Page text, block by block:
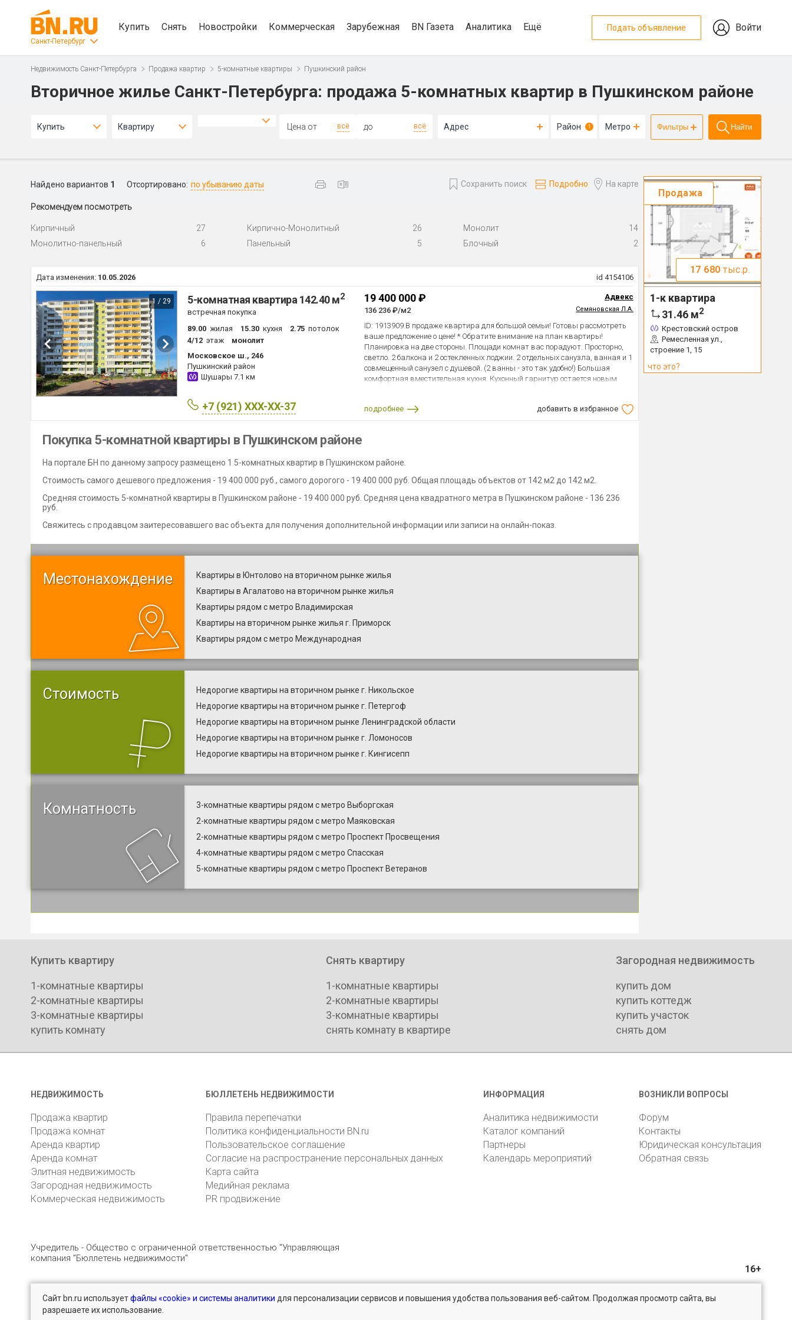
Санкт-Петербург
Купить Снять Новостройки Коммерческая Зарубежная BN Газета Аналитика Ещё Подать объявление Войти
Недвижимость Санкт-Петербурга Продажа квартир 5-комнатные квартиры Пушкинский район
Вторичное жилье Санкт-Петербурга: продажа 5-комнатных квартир в Пушкинском районе
Купить Квартиру всё всё Адрес Район 1 Метро Фильтры Найти
Найдено вариантов 1 Отсортировано: по убыванию даты Сохранить поиск Подробно На карте
Рекомендуем посмотреть
Кирпичный 27 Кирпично-Монолитный 26 Монолит
14
Монолитно-панельный
6 Панельный 5 Блочный 2
Дата изменения: 10.05.2026 id 4154106
1 / 29 5-комнатная квартира 142.40 м2
встречная покупка
89.00 жилая 15.30 кухня 2.75 потолок
4/12 этаж
монолит
Московское ш., 246
Пушкинский район
Шушары 7.1 км
+7 (921) XXX-XX-37
19 400 000 ₽
136 236 ₽/м2
Адвекс
Семяновская Л.А.
ID: 1913909 В продаже квартира для большой семьи! Готовы рассмотреть
ваше предложение о цене! * Обратите внимание на план квартиры!
Планировка на две стороны. Площади комнат вас порадуют. Просторно,
светло. 2 балкона и 2 остекленных лоджии. 2 отдельных санузла, ванная и 1
совмещенный санузел с душевой. (2 ванны - это так удобно!) Большая
комфортная вместительная кухня. Кухонный гарнитур остается новым
Встречных объектов всего 2. Уже присмотрены, оперативно решим этот
вопрос. *Инфраструктура в микрорайоне Ленсоветовский развивается.
ваши вопросы.
подробнее добавить в избранное
Покупка 5-комнатной квартиры в Пушкинском районе
На портале БН по данному запросу размещено 1 5-комнатных квартир в Пушкинском районе.
Стоимость самого дешевого предложения - 19 400 000 руб., самого дорогого - 19 400 000 руб. Общая площадь объектов от 142 м2 до 142 м2.
Средняя стоимость 5-комнатной квартиры в Пушкинском районе - 19 400 000 руб. Средняя цена квадратного метра в Пушкинском районе - 136 236
руб.
Свяжитесь с продавцом заитересовавшего вас объекта для получения дополнительной информации или записи на онлайн-показ.
Местонахождение
Квартиры в Юнтолово на вторичном рынке жилья
Квартиры в Агалатово на вторичном рынке жилья
Квартиры рядом с метро Владимирская
Квартиры на вторичном рынке жилья г. Приморск
Квартиры рядом с метро Международная
Стоимость
Недорогие квартиры на вторичном рынке г. Никольское
Недорогие квартиры на вторичном рынке г. Петергоф
Недорогие квартиры на вторичном рынке Ленинградской области
Недорогие квартиры на вторичном рынке г. Ломоносов
Недорогие квартиры на вторичном рынке г. Кингисепп
Комнатность
3-комнатные квартиры рядом с метро Выборгская
2-комнатные квартиры рядом с метро Маяковская
2-комнатные квартиры рядом с метро Проспект Просвещения
4-комнатные квартиры рядом с метро Спасская
5-комнатные квартиры рядом с метро Проспект Ветеранов
Продажа
17 680 тыс.р.
1-к квартира
31.46 м2
Крестовский остров
Ремесленная ул.,
строение 1, 15
что это?
Купить квартиру
1-комнатные квартиры
2-комнатные квартиры
3-комнатные квартиры
купить комнату
Снять квартиру
1-комнатные квартиры
2-комнатные квартиры
3-комнатные квартиры
снять комнату в квартире
Загородная недвижимость
купить дом
купить коттедж
купить участок
снять дом
НЕДВИЖИМОСТЬ
Продажа квартир
Продажа комнат
Аренда квартир
Аренда комнат
Элитная недвижимость
Загородная недвижимость
Коммерческая недвижимость
БЮЛЛЕТЕНЬ НЕДВИЖИМОСТИ
Правила перепечатки
Политика конфиденциальности BN.ru
Пользовательское соглашение
Согласие на распространение персональных данных
Карта сайта
Медийная реклама
PR продвижение
ИНФОРМАЦИЯ
Аналитика недвижимости
Каталог компаний
Партнеры
Календарь мероприятий
ВОЗНИКЛИ ВОПРОСЫ
Форум
Контакты
Юридическая консультация
Обратная связь
Учредитель - Общество с ограниченной ответственностью "Управляющая
компания "Бюллетень недвижимости"
16+
© 2005 – 2026, ООО «УК «БН» 8 (812) 331-93-56 196105, Санкт-Петербург, пр. Юрия Гагарина, 1 reklama@bn.ru
Сайт bn.ru используетфайлы «cookie» и системы аналитики для персонализации сервисов и повышения удобства пользования веб-сайтом. Продолжая просмотр сайта, вы
разрешаете их использование.